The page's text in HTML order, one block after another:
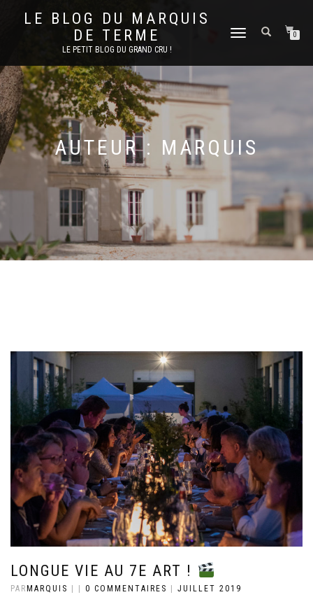
LE BLOG DU MARQUIS
DE TERME
LE PETIT BLOG DU GRAND CRU !
DÉPLIER
0
AUTEUR : MARQUIS
LONGUE VIE AU 7E ART !
PARMARQUIS | | 0 COMMENTAIRES | JUILLET 2019